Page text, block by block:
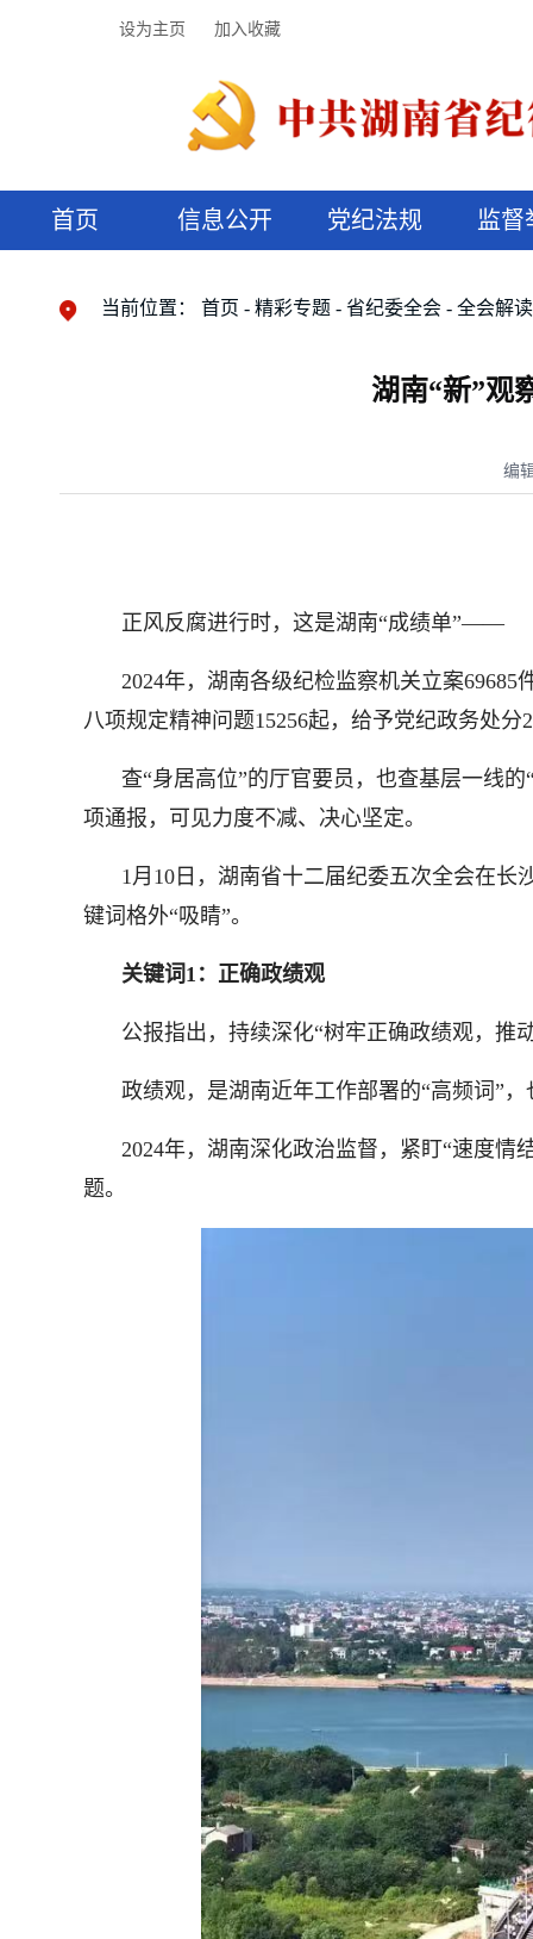
设为主页 加入收藏
首页 信息公开 党纪法规 监督
当前位置： 首页 精彩专题 省纪委全会 全会解读
湖南“新”观
编
正风反腐进行时，这是湖南“成绩单”——
2024年，湖南各级纪检监察机关立案
八项规定精神问题15256起，给予党纪政务处分
查“身居高位”的厅官要员，也查基层一线
项通报，可见力度不减、决心坚定。
1月10日，湖南省十二届纪委五次全会在长
键词格外“吸睛”。
关键词1：正确政绩观
公报指出，持续深化“树牢正确政绩观，推
政绩观，是湖南近年工作部署的“高频词”
2024年，湖南深化政治监督，紧盯“速度
题。